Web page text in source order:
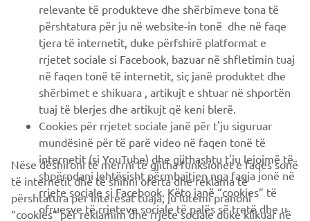
PIÙ YAMAHA
SUPPORTO
NEWSLETTER
Conoscerai in anteprima le ultime offerte, gli eventi speciali, le
nuove uscite e molto altro
relevante të produkteve dhe shërbimeve tona të
përshtatura për ju në website-in tonë dhe në faqe
tjera të internetit, duke përfshirë platformat e
rrjetet sociale si Facebook, bazuar në shfletimin tuaj
në faqen tonë të internetit, siç janë produktet dhe
shërbimet e shikuara , artikujt e shtuar në shportën
tuaj të blerjes dhe artikujt që keni blerë.
Cookies për rrjetet sociale janë për t'ju siguruar
mundësinë për të parë video në faqen tonë të
internetit (si YouTube) dhe gjithashtu t'ju lejojmë të
shpërndani lehtësisht përmbajtjen nga faqja jonë në
rrjete sociale si Facebook. Këto janë “cookies” të
ofruesve të rrjeteve sociale të palës së tretë dhe u
Nëse dëshironi të merrni të gjitha funksionet e faqes sonë
të internetit dhe të shihni oferta dhe reklama të
përshtatura për interesat tuaja, ju lutemi pranoni
“cookies” për reklamim dhe rrjete sociale duke klikuar në